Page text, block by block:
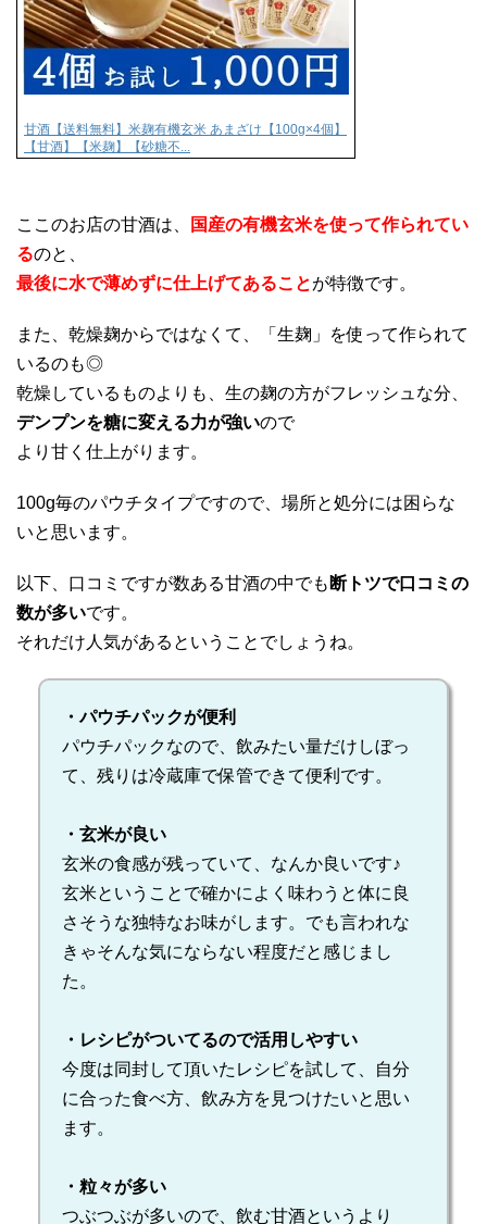
甘酒【送料無料】米麹有機玄米 あまざけ【100g×4個】
【甘酒】【米麹】【砂糖不...
ここのお店の甘酒は、
国産の有機玄米を使って作られてい
るのと、
最後に水で薄めずに仕上げてあることが特徴です。
また、乾燥麹からではなくて、「生麹」を使って作られて
いるのも◎
乾燥しているものよりも、生の麹の方がフレッシュな分、
デンプンを糖に変える力が強いので
より甘く仕上がります。
100g毎のパウチタイプですので、場所と処分には困らな
いと思います。
以下、口コミですが数ある甘酒の中でも 断トツで口コミの
数が多いです。
それだけ人気があるということでしょうね。
・パウチパックが便利
パウチパックなので、飲みたい量だけしぼっ
て、残りは冷蔵庫で保管できて便利です。
・玄米が良い
玄米の食感が残っていて、なんか良いです♪
玄米ということで確かによく味わうと体に良
さそうな独特なお味がします。でも言われな
きゃそんな気にならない程度だと感じまし
た。
・レシピがついてるので活用しやすい
今度は同封して頂いたレシピを試して、自分
に合った食べ方、飲み方を見つけたいと思い
ます。
・粒々が多い
つぶつぶが多いので、飲む甘酒というより